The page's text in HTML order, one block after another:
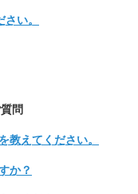
い。
問
教えてください。
か？